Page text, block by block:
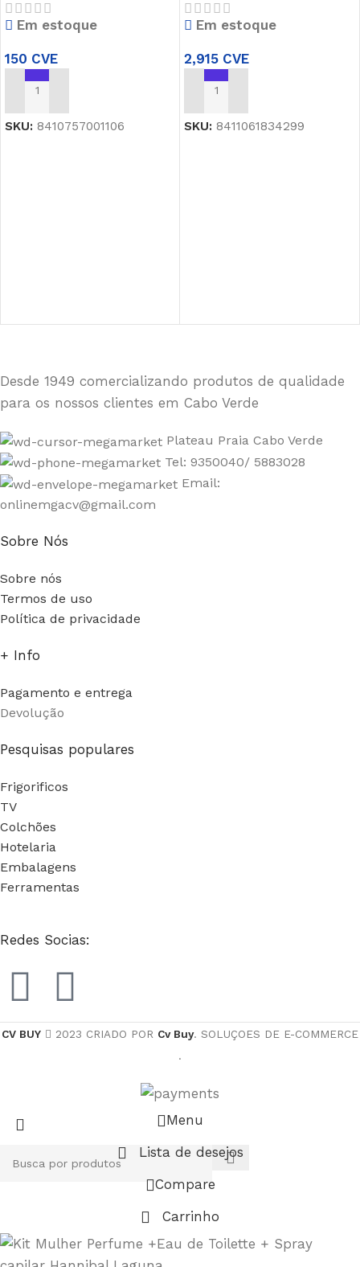
Em estoque
150 CVE
ADICIONAR
SKU: 8410757001106
65109732
Em estoque
2,915 CVE
ADICIONAR
SKU: 8411061834299
Desde 1949 comercializando produtos de qualidade
para os nossos clientes em Cabo Verde
Plateau Praia Cabo Verde
Tel: 9350040/ 5883028
Email:
onlinemgacv@gmail.com
Sobre Nós
Sobre nós
Termos de uso
Política de privacidade
+ Info
Pagamento e entrega
Devolução
Pesquisas populares
Frigorificos
TV
Colchões
Hotelaria
Embalagens
Ferramentas
Redes Socias:
CV BUY 2023 CRIADO POR Cv Buy. SOLUÇOES DE E-COMMERCE
.
Menu
Lista de desejos
Compare
Carrinho